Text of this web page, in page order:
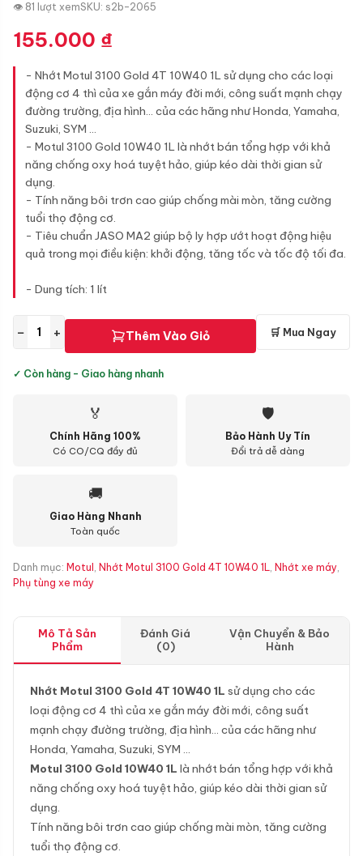
👁 81 lượt xemSKU: s2b-2065
155.000 ₫
- Nhớt Motul 3100 Gold 4T 10W40 1L sử dụng cho các loại
động cơ 4 thì của xe gắn máy đời mới, công suất mạnh chạy
đường trường, địa hình… của các hãng như Honda, Yamaha,
Suzuki, SYM …
- Motul 3100 Gold 10W40 1L là nhớt bán tổng hợp với khả
năng chống oxy hoá tuyệt hảo, giúp kéo dài thời gian sử
dụng.
- Tính năng bôi trơn cao giúp chống mài mòn, tăng cường
tuổi thọ động cơ.
- Tiêu chuẩn JASO MA2 giúp bộ ly hợp ướt hoạt động hiệu
quả trong mọi điều kiện: khởi động, tăng tốc và tốc độ tối đa.
- Dung tích: 1 lít
− + Thêm Vào Giỏ 🛒 Mua Ngay
✓ Còn hàng - Giao hàng nhanh
🏅
Chính Hãng 100%
Có CO/CQ đầy đủ
🛡
Bảo Hành Uy Tín
Đổi trả dễ dàng
🚚
Giao Hàng Nhanh
Toàn quốc
Danh mục: Motul , Nhớt Motul 3100 Gold 4T 10W40 1L, Nhớt xe máy,
Phụ tùng xe máy
Mô Tả Sản
Phẩm
Đánh Giá
(0)
Vận Chuyển & Bảo
Hành
Nhớt Motul 3100 Gold 4T 10W40 1L sử dụng cho các
loại động cơ 4 thì của xe gắn máy đời mới, công suất
mạnh chạy đường trường, địa hình… của các hãng như
Honda, Yamaha, Suzuki, SYM …
Motul 3100 Gold 10W40 1L là nhớt bán tổng hợp với khả
năng chống oxy hoá tuyệt hảo, giúp kéo dài thời gian sử
dụng.
Tính năng bôi trơn cao giúp chống mài mòn, tăng cường
tuổi thọ động cơ.